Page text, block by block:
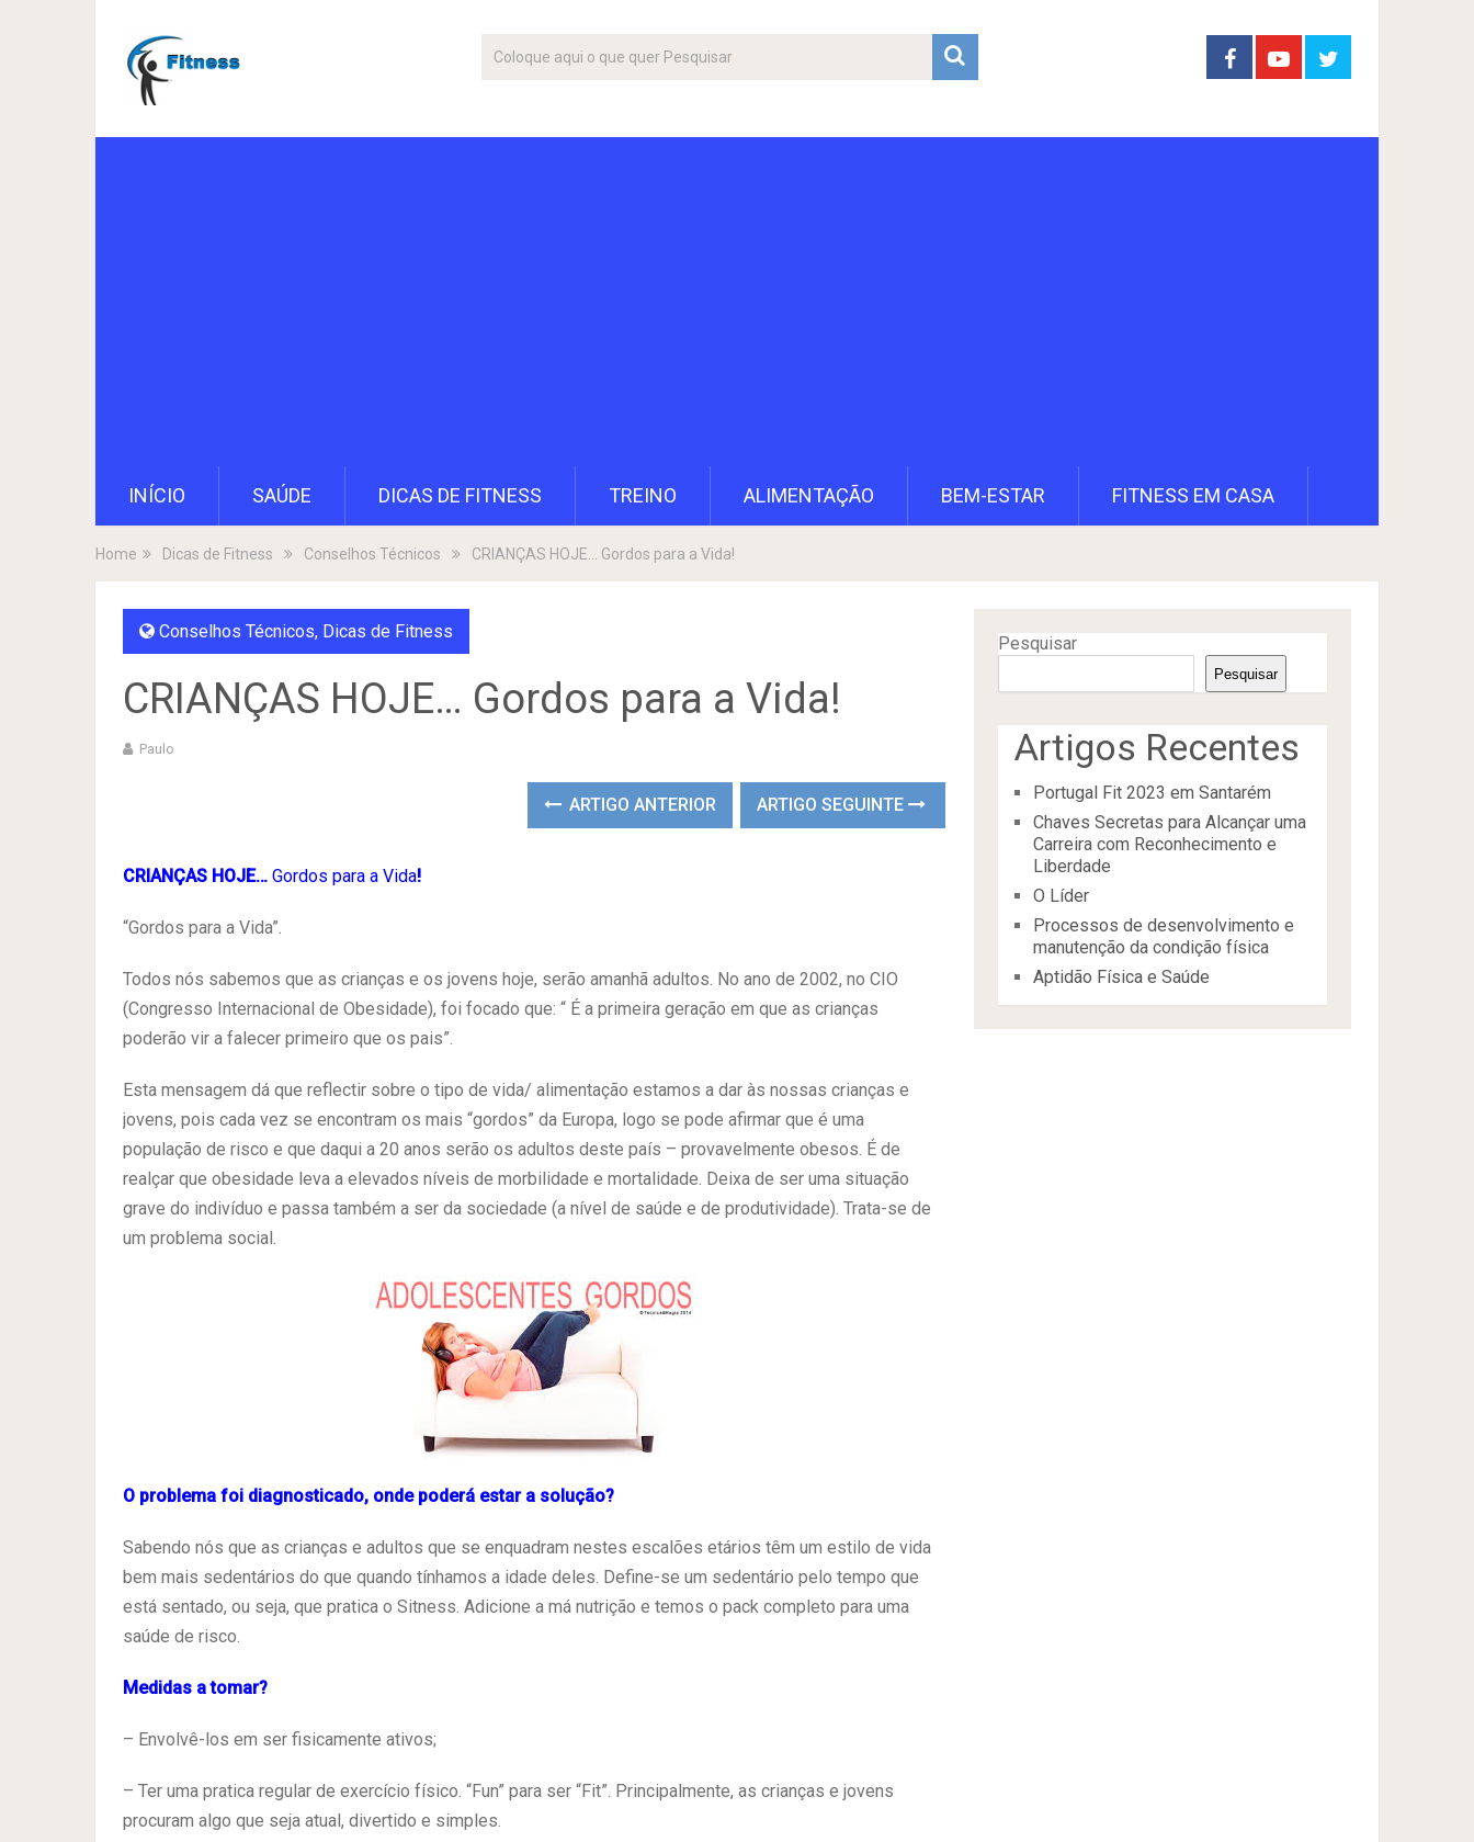
INÍCIO SAÚDE DICAS DE FITNESS TREINO ALIMENTAÇÃO BEM-ESTAR FITNESS EM CASA
Home Dicas de Fitness Conselhos Técnicos CRIANÇAS HOJE… Gordos para a Vida!
Conselhos Técnicos, Dicas de Fitness
CRIANÇAS HOJE… Gordos para a Vida!
Paulo
ARTIGO ANTERIOR ARTIGO SEGUINTE
CRIANÇAS HOJE… Gordos para a Vida!
“Gordos para a Vida”.
Todos nós sabemos que as crianças e os jovens hoje, serão amanhã adultos. No ano de 2002, no CIO
(Congresso Internacional de Obesidade), foi focado que: “ É a primeira geração em que as crianças
poderão vir a falecer primeiro que os pais”.
Esta mensagem dá que reflectir sobre o tipo de vida/ alimentação estamos a dar às nossas crianças e
jovens, pois cada vez se encontram os mais “gordos” da Europa, logo se pode afirmar que é uma
população de risco e que daqui a 20 anos serão os adultos deste país – provavelmente obesos. É de
realçar que obesidade leva a elevados níveis de morbilidade e mortalidade. Deixa de ser uma situação
grave do indivíduo e passa também a ser da sociedade (a nível de saúde e de produtividade). Trata-se de
um problema social.
O problema foi diagnosticado, onde poderá estar a solução?
Sabendo nós que as crianças e adultos que se enquadram nestes escalões etários têm um estilo de vida
bem mais sedentários do que quando tínhamos a idade deles. Define-se um sedentário pelo tempo que
está sentado, ou seja, que pratica o Sitness. Adicione a má nutrição e temos o pack completo para uma
saúde de risco.
Medidas a tomar?
– Envolvê-los em ser fisicamente ativos;
– Ter uma pratica regular de exercício físico. “Fun” para ser “Fit”. Principalmente, as crianças e jovens
procuram algo que seja atual, divertido e simples.
Pesquisar
Pesquisar
Artigos Recentes
Portugal Fit 2023 em Santarém
Chaves Secretas para Alcançar uma
Carreira com Reconhecimento e
Liberdade
O Líder
Processos de desenvolvimento e
manutenção da condição física
Aptidão Física e Saúde